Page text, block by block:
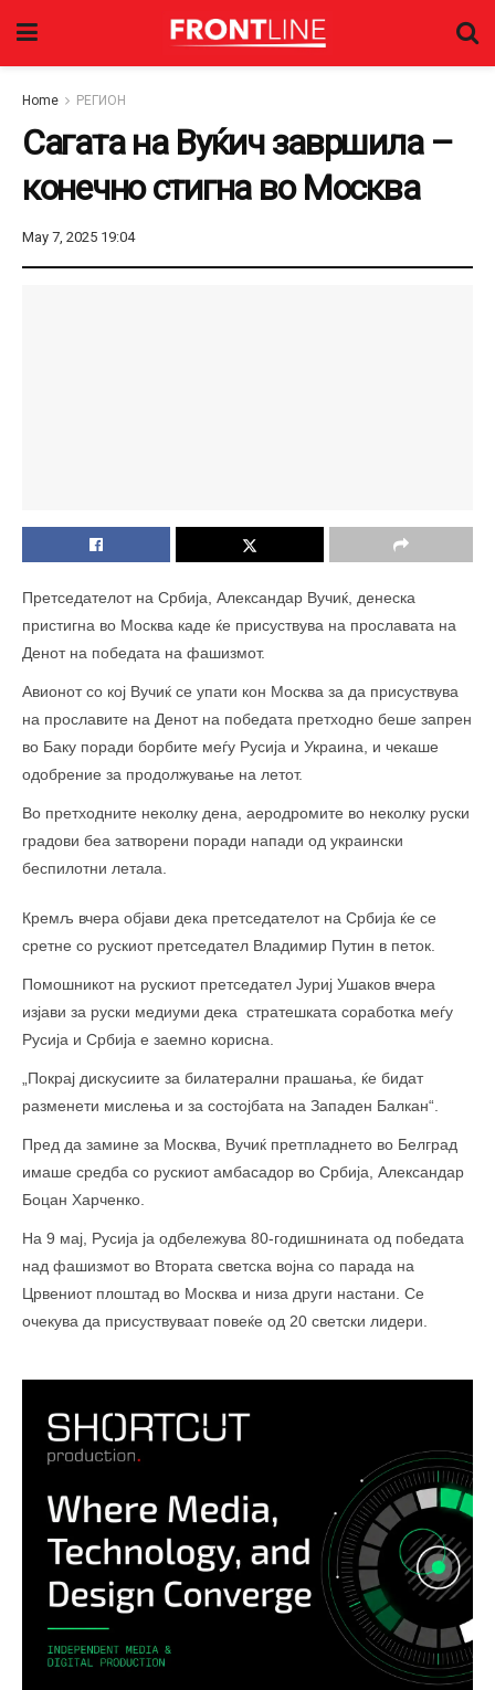
Home РЕГИОН
Сагата на Вуќич завршила –
конечно стигна во Москва
May 7, 2025 19:04
Претседателот на Србија, Александар Вучиќ, денеска
пристигна во Москва каде ќе присуствува на прославата на
Денот на победата на фашизмот.
Авионот со кој Вучиќ се упати кон Москва за да присуствува
на прославите на Денот на победата претходно беше запрен
во Баку поради борбите меѓу Русија и Украина, и чекаше
одобрение за продолжување на летот.
Во претходните неколку дена, аеродромите во неколку руски
градови беа затворени поради напади од украински
беспилотни летала.
Кремљ вчера објави дека претседателот на Србија ќе се
сретне со рускиот претседател Владимир Путин в петок.
Помошникот на рускиот претседател Јуриј Ушаков вчера
изјави за руски медиуми дека стратешката соработка меѓу
Русија и Србија е заемно корисна.
„Покрај дискусиите за билатерални прашања, ќе бидат
разменети мислења и за состојбата на Западен Балкан“.
Пред да замине за Москва, Вучиќ претпладнето во Белград
имаше средба со рускиот амбасадор во Србија, Александар
Боцан Харченко.
На 9 мај, Русија ја одбележува 80-годишнината од победата
над фашизмот во Втората светска војна со парада на
Црвениот плоштад во Москва и низа други настани. Се
очекува да присуствуваат повеќе од 20 светски лидери.